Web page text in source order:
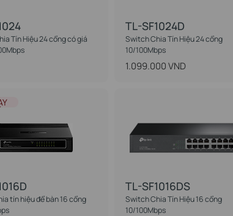
Tín Hiệu 24 cổng có giá
TL-SF1024D
Switch Chia Tín Hiệu 24 cổng
10/100Mbps
1.099.000 VND
tín hiệu để bàn 16 cổng
TL-SF1016DS
Switch Chia Tín Hiệu 16 cổng
10/100Mbps